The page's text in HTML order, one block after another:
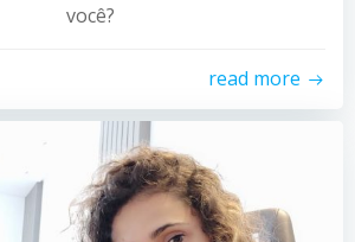
você?
read more